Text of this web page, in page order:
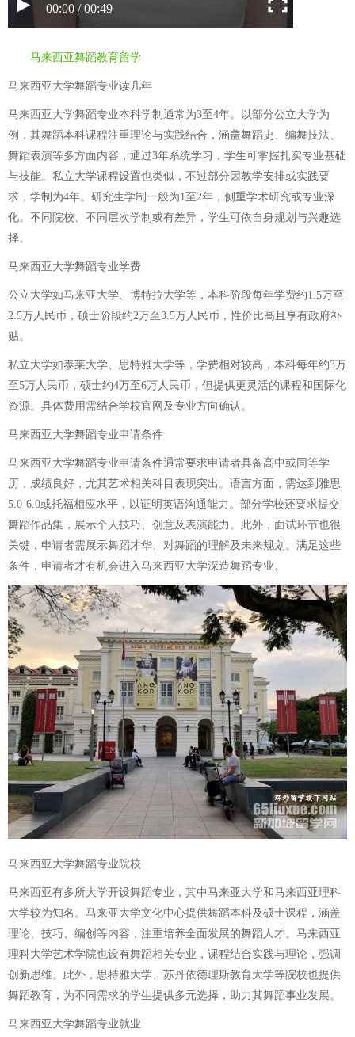
00:00 / 00:49
马来西亚舞蹈教育留学
马来西亚大学舞蹈专业读几年
马来西亚大学舞蹈专业本科学制通常为3至4年。以部分公立大学为
例，其舞蹈本科课程注重理论与实践结合，涵盖舞蹈史、编舞技法、
舞蹈表演等多方面内容，通过3年系统学习，学生可掌握扎实专业基础
与技能。私立大学课程设置也类似，不过部分因教学安排或实践要
求，学制为4年。研究生学制一般为1至2年，侧重学术研究或专业深
化。不同院校、不同层次学制或有差异，学生可依自身规划与兴趣选
择。
马来西亚大学舞蹈专业学费
公立大学如马来亚大学、博特拉大学等，本科阶段每年学费约1.5万至
2.5万人民币，硕士阶段约2万至3.5万人民币，性价比高且享有政府补
贴。
私立大学如泰莱大学、思特雅大学等，学费相对较高，本科每年约3万
至5万人民币，硕士约4万至6万人民币，但提供更灵活的课程和国际化
资源。具体费用需结合学校官网及专业方向确认。
马来西亚大学舞蹈专业申请条件
马来西亚大学舞蹈专业申请条件通常要求申请者具备高中或同等学
历，成绩良好，尤其艺术相关科目表现突出。语言方面，需达到雅思
5.0-6.0或托福相应水平，以证明英语沟通能力。部分学校还要求提交
舞蹈作品集，展示个人技巧、创意及表演能力。此外，面试环节也很
关键，申请者需展示舞蹈才华、对舞蹈的理解及未来规划。满足这些
条件，申请者才有机会进入马来西亚大学深造舞蹈专业。
马来西亚大学舞蹈专业院校
马来西亚有多所大学开设舞蹈专业，其中马来亚大学和马来西亚理科
大学较为知名。马来亚大学文化中心提供舞蹈本科及硕士课程，涵盖
理论、技巧、编创等内容，注重培养全面发展的舞蹈人才。马来西亚
理科大学艺术学院也设有舞蹈相关专业，课程结合实践与理论，强调
创新思维。此外，思特雅大学、苏丹依德理斯教育大学等院校也提供
舞蹈教育，为不同需求的学生提供多元选择，助力其舞蹈事业发展。
马来西亚大学舞蹈专业就业